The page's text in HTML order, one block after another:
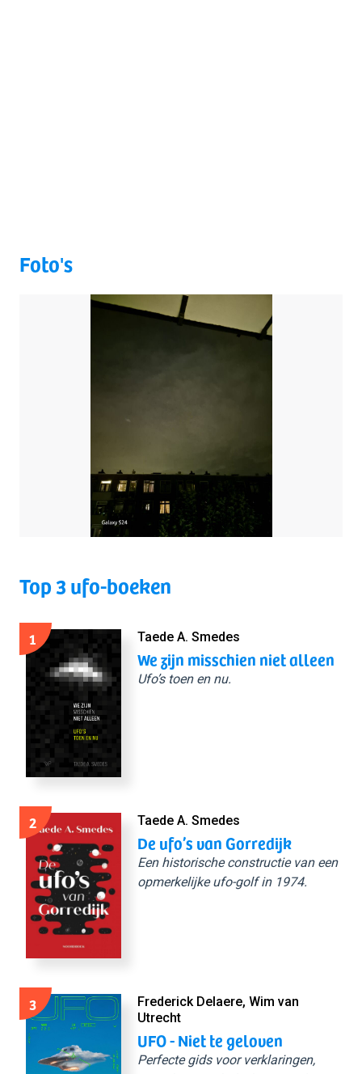
Foto's
Top 3 ufo-boeken
1 Taede A. Smedes
We zijn misschien niet alleen
Ufo’s toen en nu.
2 Taede A. Smedes
De ufo’s van Gorredijk
Een historische constructie van een
opmerkelijke ufo-golf in 1974.
3
Frederick Delaere, Wim van
Utrecht
UFO - Niet te geloven
Perfecte gids voor verklaringen,